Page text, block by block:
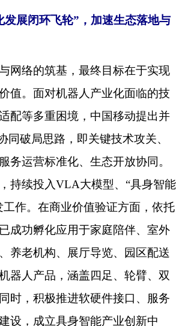
展闭环飞轮”，加速生态落地与
络的筑基，最终目标在于实现
值。面对机器人产业化面临的技
配等多重困境，中国移动提出并
同破局思路，即关键技术攻关、
务运营标准化、生态开放协同。
持续投入VLA大模型、“具身智能
工作。在商业价值验证方面，依托
成功孵化应用于家庭陪伴、室外
养老机构、展厅导览、园区配送
器人产品，涵盖四足、轮臂、双
时，积极推进软硬件接口、服务
设，成立具身智能产业创新中